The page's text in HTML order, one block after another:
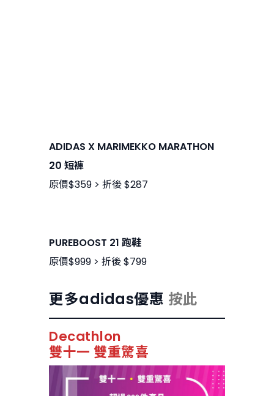
ADIDAS X MARIMEKKO MARATHON
20 短褲
原價$359 > 折後 $287
PUREBOOST 21 跑鞋
原價$999 > 折後 $799
更多adidas優惠 按此
Decathlon
雙十一 雙重驚喜